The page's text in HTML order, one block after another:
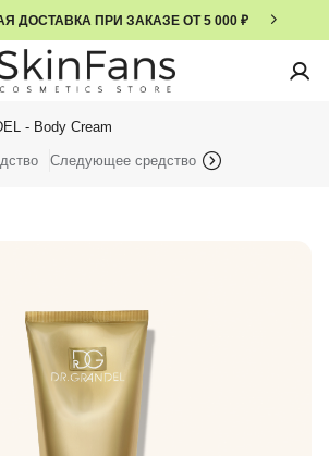
ДОСТАВКА ПРИ ЗАКАЗЕ ОТ 5 000 ₽
- Body Cream
Следующее средство